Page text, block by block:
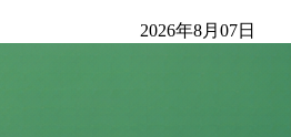
2026年8月07日